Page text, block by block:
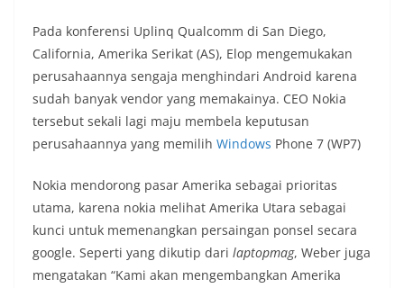
Pada konferensi Uplinq Qualcomm di San Diego,
California, Amerika Serikat (AS), Elop mengemukakan
perusahaannya sengaja menghindari Android karena
sudah banyak vendor yang memakainya. CEO Nokia
tersebut sekali lagi maju membela keputusan
perusahaannya yang memilih Windows Phone 7 (WP7)
Nokia mendorong pasar Amerika sebagai prioritas
utama, karena nokia melihat Amerika Utara sebagai
kunci untuk memenangkan persaingan ponsel secara
google. Seperti yang dikutip dari laptopmag, Weber juga
mengatakan “Kami akan mengembangkan Amerika